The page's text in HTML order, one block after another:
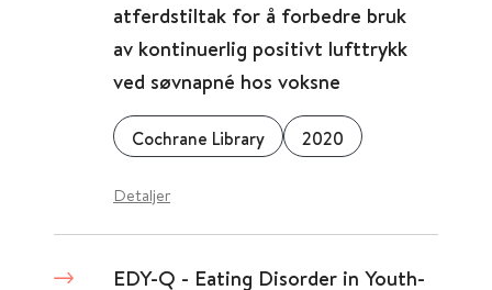
atferdstiltak for å forbedre bruk
av kontinuerlig positivt lufttrykk
ved søvnapné hos voksne
Cochrane Library 2020
Detaljer
EDY-Q - Eating Disorder in Youth-